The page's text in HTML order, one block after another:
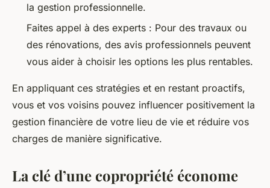
la gestion professionnelle.
Faites appel à des experts : Pour des travaux ou
des rénovations, des avis professionnels peuvent
vous aider à choisir les options les plus rentables.
En appliquant ces stratégies et en restant proactifs,
vous et vos voisins pouvez influencer positivement la
gestion financière de votre lieu de vie et réduire vos
charges de manière significative.
La clé d’une copropriété économe